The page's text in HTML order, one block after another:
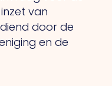
van
door de
en de